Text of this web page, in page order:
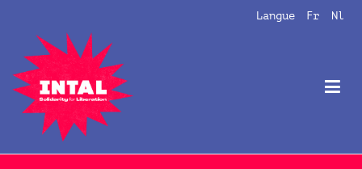
Langue Fr Nl
Intal
Globalize Solidarity!